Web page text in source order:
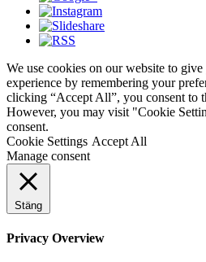
We use cookies on our website to
experience by remembering your
clicking “Accept All”, you consent to
However, you may visit "Cookie
consent.
Cookie Settings Accept All
Manage consent
Stäng
Privacy Overview